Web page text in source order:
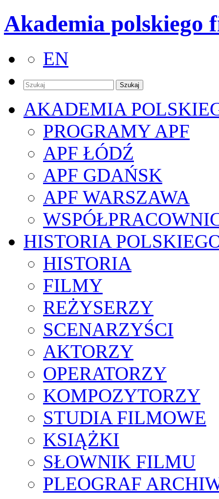
Akademia polskiego
EN
AKADEMIA
PROGRAMY APF
APF ŁÓDŹ
APF GDAŃSK
APF WARSZAWA
HISTORIA
HISTORIA
FILMY
REŻYSERZY
SCENARZYŚCI
AKTORZY
OPERATORZY
KOMPOZYTORZY
STUDIA FILMOWE
KSIĄŻKI
SŁOWNIK FILMU
PLEOGRAF